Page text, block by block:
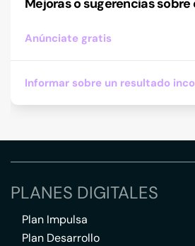
Mejoras o sugerencias
Anúnciate gratis
Informar sobre un resultado
PLANES DIGITALES
Plan Impulsa
Plan Desarrollo